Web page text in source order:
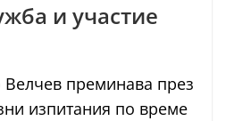
и участие
преминава през
изпитания по време